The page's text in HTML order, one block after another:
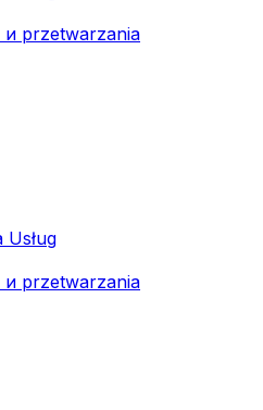
przetwarzania
Usług
przetwarzania